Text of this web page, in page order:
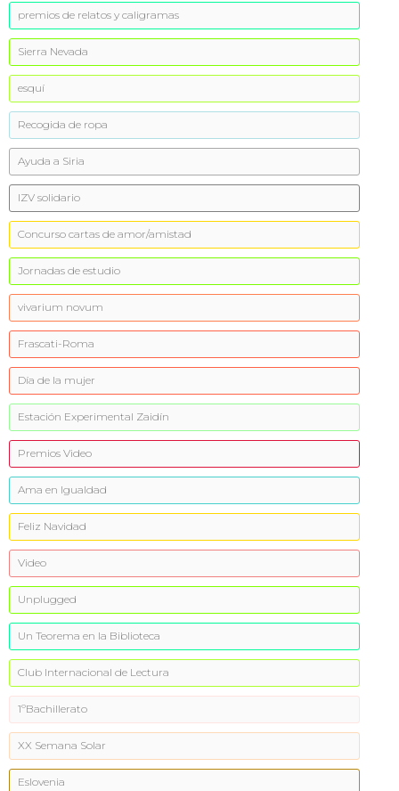
premios de relatos y caligramas
Sierra Nevada
esquí
Recogida de ropa
Ayuda a Siria
IZV solidario
Concurso cartas de amor/amistad
Jornadas de estudio
vivarium novum
Frascati-Roma
Día de la mujer
Estación Experimental Zaidín
Premios Video
Ama en Igualdad
Feliz Navidad
Video
Unplugged
Un Teorema en la Biblioteca
Club Internacional de Lectura
1ºBachillerato
XX Semana Solar
Eslovenia